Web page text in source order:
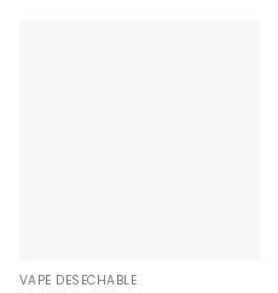
VAPE DESECHABLE